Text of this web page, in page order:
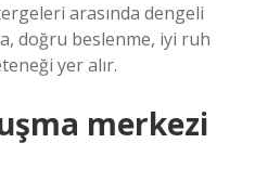
arasında dengeli
doğru beslenme, iyi ruh
yer alır.
merkezi